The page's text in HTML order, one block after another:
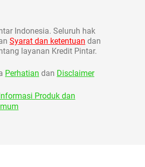
Indonesia. Seluruh hak
Syarat dan ketentuan dan
layanan Kredit Pintar.
Perhatian dan Disclaimer
Produk dan